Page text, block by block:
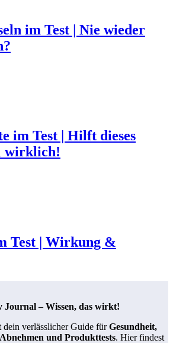
im Test | Nie wieder
im Test | Hilft dieses
wirklich!
Test | Wirkung &
Journal – Wissen, das wirkt!
dein verlässlicher Guide fürGesundheit,
und Produkttests. Hier findest